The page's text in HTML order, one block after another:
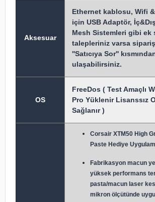
Aksesuar
Ethernet kablosu, Wifi
için USB Adaptör,
Mesh Sistemleri gibi ek
talepleriniz varsa
''Satıcıya Sor''
ulaşabilirsiniz.
OS
FreeDos ( Test Amaçlı
Pro Yüklenir Lisanssız
Sağlanır )
Corsair XTM50 High
Paste Hediye
Fabrikasyon macun y
yüksek performans
pasta/macun laser
mikron ölçütünde